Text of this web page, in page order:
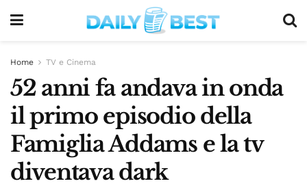
Home TV e Cinema
52 anni fa andava in onda
il primo episodio della
Famiglia Addams e la tv
diventava dark